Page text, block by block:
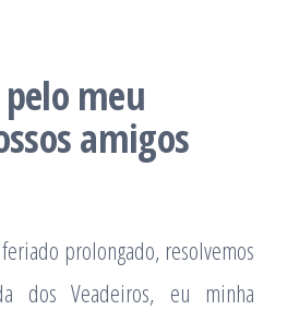
meu
amigos
prolongado, resolvemos
dos Veadeiros, eu minha